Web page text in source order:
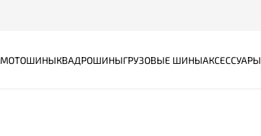
МОТОШИНЫКВАДРОШИНЫГРУЗОВЫЕ ШИНЫАКСЕССУАРЫ